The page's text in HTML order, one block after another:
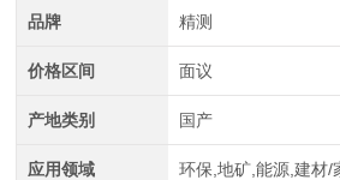
品牌 精测
价格区间 面议
产地类别 国产
应用领域 环保,地矿,能源,建材/